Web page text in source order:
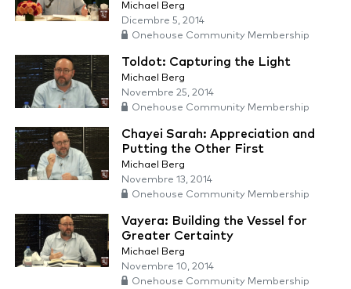
Michael Berg
Dicembre 5, 2014
Onehouse Community Membership
Toldot: Capturing the Light
Michael Berg
Novembre 25, 2014
Onehouse Community Membership
Chayei Sarah: Appreciation and
Putting the Other First
Michael Berg
Novembre 13, 2014
Onehouse Community Membership
Vayera: Building the Vessel for
Greater Certainty
Michael Berg
Novembre 10, 2014
Onehouse Community Membership